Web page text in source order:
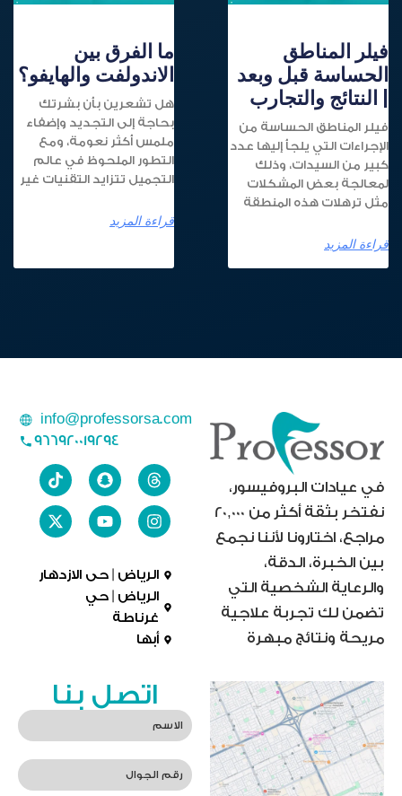
فيلر المناطق
الحساسة قبل وبعد
| النتائج والتجارب
فيلر المناطق الحساسة من
الإجراءات التي يلجأ إليها عدد
كبير من السيدات، وذلك
لمعالجة بعض المشكلات
مثل ترهلات هذه المنطقة
قراءة المزيد
ما الفرق بين
الاندولفت والهايفو؟
هل تشعرين بأن بشرتك
بحاجة إلى التجديد وإضفاء
ملمس أكثر نعومة، ومع
التطور الملحوظ في عالم
التجميل تتزايد التقنيات غير
قراءة المزيد
في عيادات البروفيسور،
نفتخر بثقة أكثر من 20,000
مراجع، اختارونا لأننا نجمع
بين الخبرة، الدقة،
والرعاية الشخصية التي
تضمن لك تجربة علاجية
مريحة ونتائج مبهرة
info@professorsa.com
966920019294
الرياض | حى الازدهار
الرياض | حي
غرناطة
أبها
اتصل بنا